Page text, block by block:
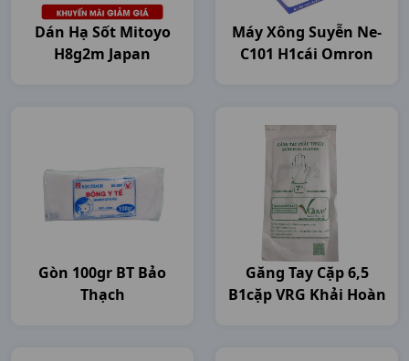
Dán Hạ Sốt Mitoyo
H8g2m Japan
Máy Xông Suyễn Ne-
C101 H1cái Omron
Gòn 100gr BT Bảo
Thạch
Găng Tay Cặp 6,5
B1cặp VRG Khải Hoàn